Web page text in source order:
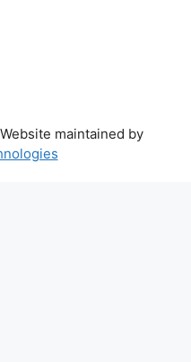
maintained by